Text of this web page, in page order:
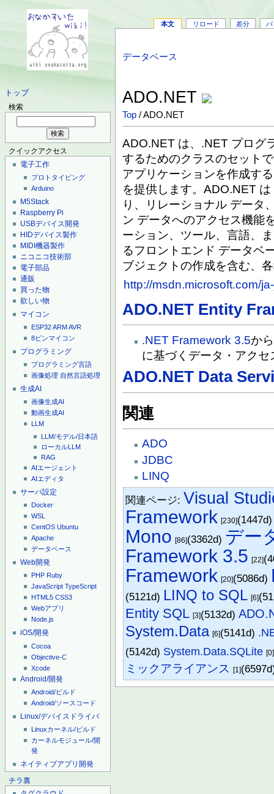
トップ
検索
クイックアクセス
電子工作
プロトタイピング
Arduino
M5Stack
Raspberry Pi
USBデバイス開発
HIDデバイス製作
MIDI機器製作
ニコニコ技術部
電子部品
通販
買った物
欲しい物
マイコン
ESP32ARMAVR
8ピンマイコン
プログラミング
プログラミング言語
画像処理 自然言語処理
生成AI
画像生成AI
動画生成AI
LLM
LLM/モデル/日本語
ローカルLLM
RAG
AIエージェント
AIエディタ
サーバ設定
Docker
WSL
CentOS Ubuntu
Apache
データベース
Web開発
PHP Ruby
JavaScript TypeScript
HTML5 CSS3
Webアプリ
Node.js
iOS/開発
Cocoa
Objective-C
Xcode
Android/開発
Android/ビルド
Android/ソースコード
Linux/デバイスドライバ
Linuxカーネル/ビルド
カーネルモジュール/開
発
ネイティブアプリ開発
チラ裏
本文 リロード 差分 バ
データベース
ADO.NET
Top / ADO.NET
ADO.NET は、.NET プログ
するためのクラスのセット
アプリケーションを作成す
を提供します。ADO.NET は
り、リレーショナル データ
ン データへのアクセス機能
ーション、ツール、言語、
るフロントエンド データベ
ブジェクトの作成を含む、
http://msdn.microsoft.com/
ADO.NET Entity
.NET Framework 3.5か
に基づくデータ・アクセ
ADO.NET Data
関連
ADO
JDBC
LINQ
関連ページ: Visual
Framework [230]
Mono [86](3362d) デー
Framework 3.5 [22]
Framework [20](5086d)
(5121d) LINQ to SQL [6]
Entity SQL [3](5132d)
System.Data [6](5141d)
(5142d) System.Data.SQLite [0]
ミックアライアンス [1]